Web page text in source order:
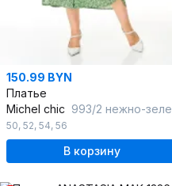
150.99 BYN
Платье
Michel chic 993/2 нежно-зеленый
50, 52, 54, 56
В корзину